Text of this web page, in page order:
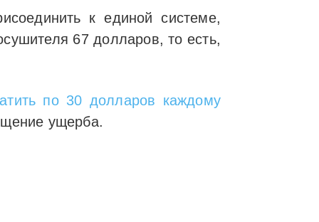
к единой системе,
67 долларов, то есть,
по 30 долларов каждому
ущерба.